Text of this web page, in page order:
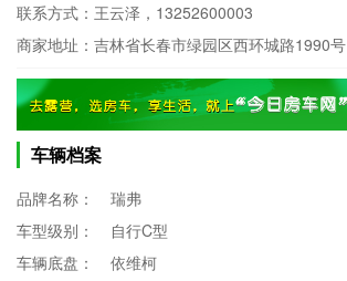
联系方式：王云泽，13252600003
商家地址：吉林省长春市绿园区西环城路1990号
车辆档案
品牌名称：
瑞弗
车型级别：
自行C型
车辆底盘：
依维柯